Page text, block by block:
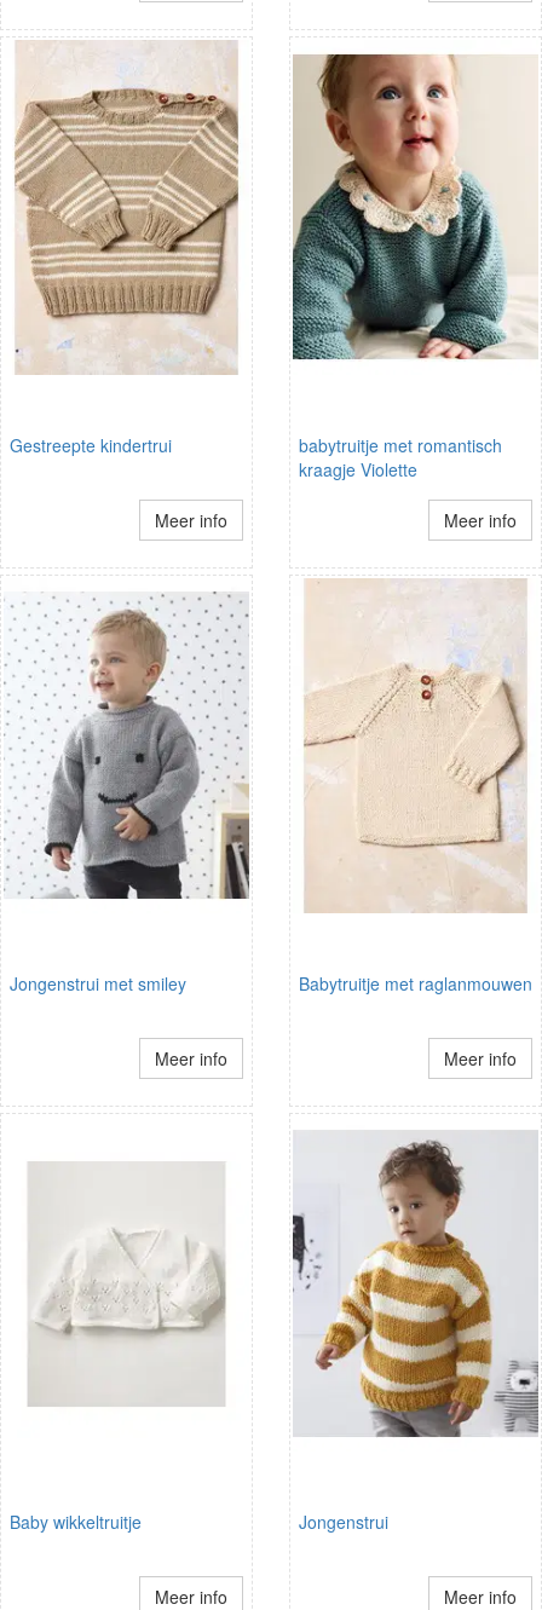
Gestreepte kindertrui
Meer info
babytruitje met romantisch
kraagje Violette
Meer info
Jongenstrui met smiley
Meer info
Babytruitje met raglanmouwen
Meer info
Baby wikkeltruitje
Meer info
Jongenstrui
Meer info